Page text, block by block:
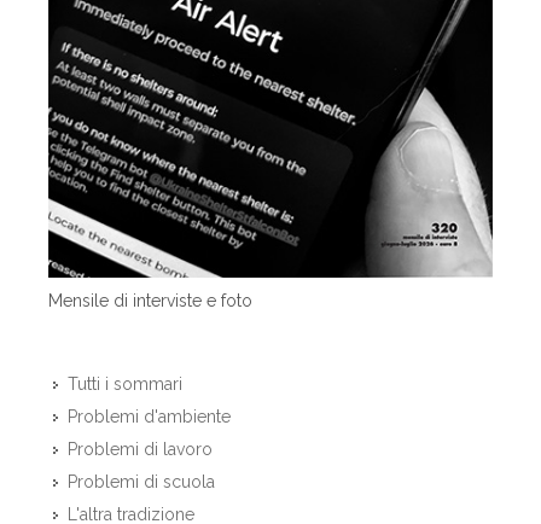
Mensile di interviste e foto
Tutti i sommari
Problemi d'ambiente
Problemi di lavoro
Problemi di scuola
L'altra tradizione